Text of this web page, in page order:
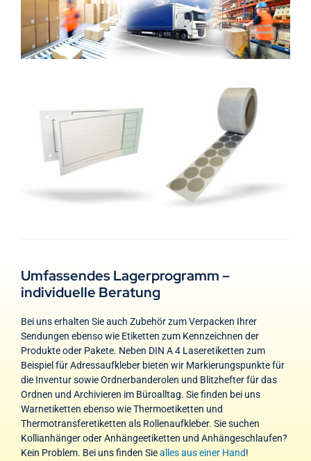
Umfassendes Lagerprogramm –
individuelle Beratung
Bei uns erhalten Sie auch Zubehör zum Verpacken Ihrer
Sendungen ebenso wie Etiketten zum Kennzeichnen der
Produkte oder Pakete. Neben DIN A 4 Laseretiketten zum
Beispiel für Adressaufkleber bieten wir Markierungspunkte für
die Inventur sowie Ordnerbanderolen und Blitzhefter für das
Ordnen und Archivieren im Büroalltag. Sie finden bei uns
Warnetiketten ebenso wie Thermoetiketten und
Thermotransferetiketten als Rollenaufkleber. Sie suchen
Kollianhänger oder Anhängeetiketten und Anhängeschlaufen?
Kein Problem. Bei uns finden Siealles aus einer Hand!